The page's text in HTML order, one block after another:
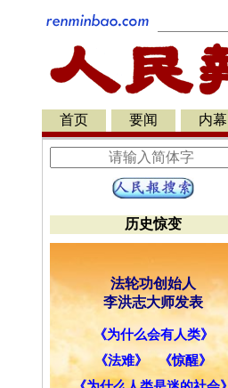
首页 要闻 内幕
历史惊变
法轮功创始人
李洪志大师发表
《为什么会有人类》
《法难》
《惊醒》